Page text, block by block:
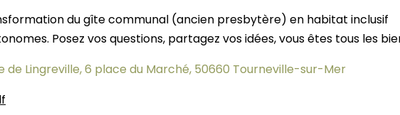
du gîte communal (ancien presbytère) en habitat inclusif
Posez vos questions, partagez vos idées, vous êtes tous les
de Lingreville, 6 place du Marché, 50660 Tourneville-sur-Mer